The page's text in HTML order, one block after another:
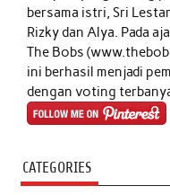
bersama istri, Sri
Rizky dan Alya. Pada
The Bobs
ini berhasil menjadi
dengan voting
CATEGORIES